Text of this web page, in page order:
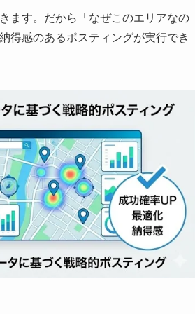
ます。だから「なぜこのエリアなの
得感のあるポスティングが実行でき